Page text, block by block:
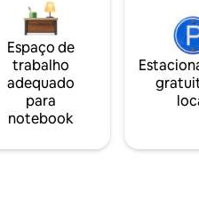
Espaço de
trabalho
adequado
para
notebook